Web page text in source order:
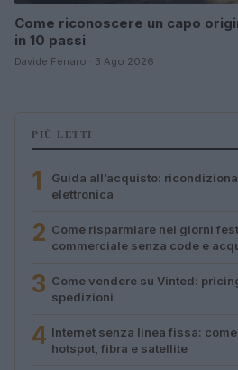
Come riconoscere un capo
in 10 passi
Davide Ferraro · 3 Ago 2026
PIÙ LETTI
1
Guida all’acquisto:
elettronica
2 Come risparmiare nei giorni
commerciale senza code e
3 Come vendere su Vinted:
spedizioni
4 Internet senza linea fissa:
hotspot, fibra e satellite